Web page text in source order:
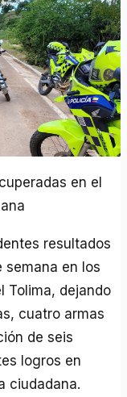
en el
resultados
semana en los
Tolima, dejando
cuatro armas
de seis
logros en
ciudadana.